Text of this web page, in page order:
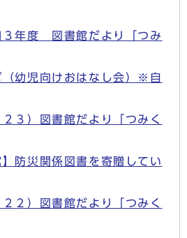
３年度 図書館だより「つみ
（幼児向けおはなし会）※自
３）図書館だより「つみく
】防災関係図書を寄贈してい
２）図書館だより「つみく